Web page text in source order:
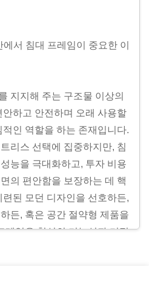
서 침대 프레임이 중요한 이
지지해 주는 구조물 이상의
하고 안전하며 오래 사용할
인 역할을 하는 존재입니다.
리스 선택에 집중하지만, 침
능을 극대화하고, 투자 비용
의 편안함을 보장하는 데 핵
된 모던 디자인을 선호하든,
든, 혹은 공간 절약형 제품을
레임은 침실의 기능성과 미적